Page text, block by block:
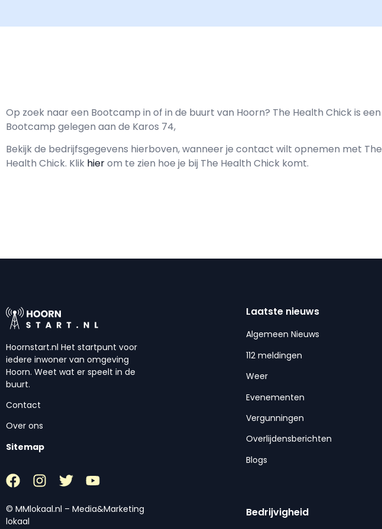
Op zoek naar een Bootcamp in of in de buurt van Hoorn? The Health Chick is een
Bootcamp gelegen aan de Karos 74,
Bekijk de bedrijfsgegevens hierboven, wanneer je contact wilt opnemen met The
Health Chick. Klik hierom te zien hoe je bij The Health Chick komt.
Hoornstart.nl Het startpunt voor
iedere inwoner van omgeving
Hoorn. Weet wat er speelt in de
buurt.
Contact
Over ons
Sitemap
© MMlokaal.nl – Media&Marketing
lokaal
Laatste nieuws
Algemeen Nieuws
112 meldingen
Weer
Evenementen
Vergunningen
Overlijdensberichten
Blogs
Bedrijvigheid